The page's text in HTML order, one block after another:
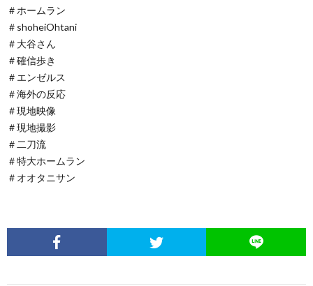
＃ホームラン
＃shoheiOhtani
＃大谷さん
＃確信歩き
＃エンゼルス
＃海外の反応
＃現地映像
＃現地撮影
＃二刀流
＃特大ホームラン
＃オオタニサン